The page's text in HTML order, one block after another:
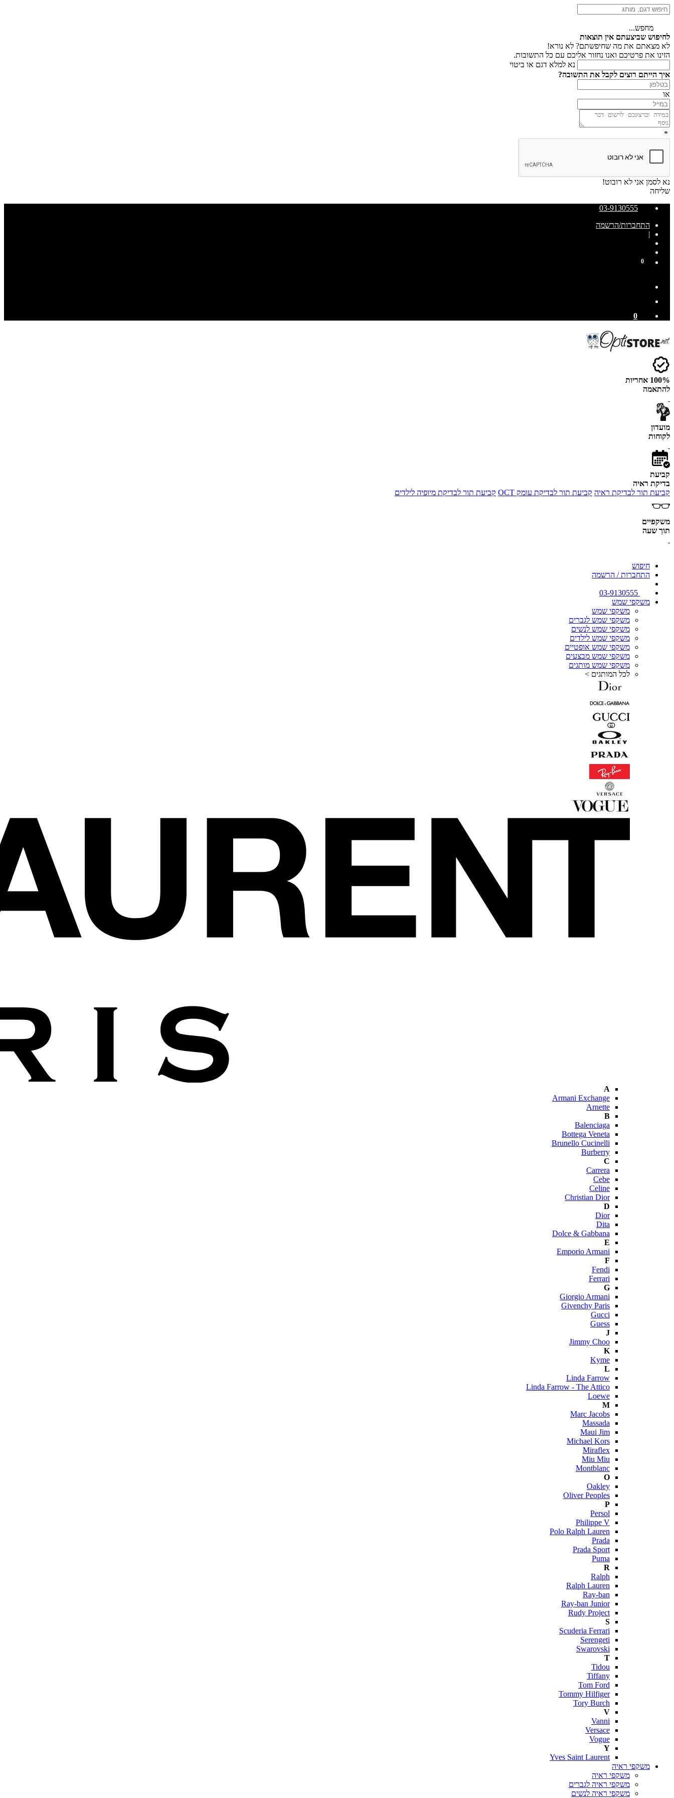
מחפש...
לחיפוש שביצעתם אין תוצאות
לא מצאתם את מה שחיפשתם? לא נורא!
הזינו את פרטיכם ואנו נחזור אליכם עם כל התשובות.
נא למלא דגם או ביטוי
איך הייתם רוצים לקבל את התשובה?
או
*
נא לסמן אני לא רובוט!
שליחה
03-9130555
התחברות/הרשמה
|
0
0
100% אחריות
להתאמה
מועדון
לקוחות
קביעת
בדיקת ראיה
קביעת תור לבדיקת ראיה קביעת תור לבדיקת עומק OCT קביעת תור לבדיקת מיופיה לילדים
משקפיים
תוך שעה
חיפוש
התחברות / הרשמה
משקפי שמש
משקפי שמש
משקפי שמש לגברים
משקפי שמש לנשים
משקפי שמש לילדים
משקפי שמש אופטיים
משקפי שמש מבצעים
משקפי שמש מותגים
לכל המותגים >
A
Armani Exchange
Arnette
B
Balenciaga
Bottega Veneta
Brunello Cucinelli
Burberry
C
Carrera
Cebe
Celine
Christian Dior
D
Dior
Dita
Dolce & Gabbana
E
Emporio Armani
F
Fendi
Ferrari
G
Giorgio Armani
Givenchy Paris
Gucci
Guess
J
Jimmy Choo
K
Kyme
L
Linda Farrow
Linda Farrow - The Attico
Loewe
M
Marc Jacobs
Massada
Maui Jim
Michael Kors
Miraflex
Miu Miu
Montblanc
O
Oakley
Oliver Peoples
P
Persol
Philippe V
Polo Ralph Lauren
Prada
Prada Sport
Puma
R
Ralph
Ralph Lauren
Ray-ban
Ray-ban Junior
Rudy Project
S
Scuderia Ferrari
Serengeti
Swarovski
T
Tidou
Tiffany
Tom Ford
Tommy Hilfiger
Tory Burch
V
Vanni
Versace
Vogue
Y
Yves Saint Laurent
משקפי ראיה
משקפי ראיה
משקפי ראיה לגברים
משקפי ראיה לנשים